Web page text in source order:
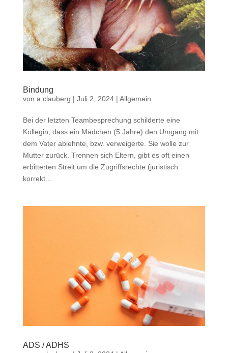
Bindung
von a.clauberg | Juli 2, 2024| Allgemein
Bei der letzten Teambesprechung schilderte eine
Kollegin, dass ein Mädchen (5 Jahre) den Umgang mit
dem Vater ablehnte, bzw. verweigerte. Sie wolle zur
Mutter zurück. Trennen sich Eltern, gibt es oft einen
erbitterten Streit um die Zugriffsrechte (juristisch
korrekt...
ADS / ADHS